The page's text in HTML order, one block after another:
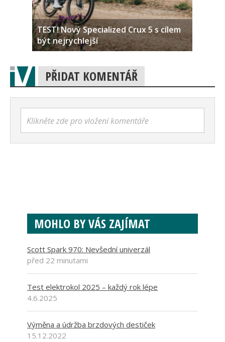
TEST! Nový Specialized Crux 5 s cílem
být nejrychlejší
PŘIDAT KOMENTÁŘ
Klikněte zde pro vložení komentáře
MOHLO BY VÁS ZAJÍMAT
Scott Spark 970: Nevšední univerzál
před 22 minutami
Test elektrokol 2025 – každý rok lépe
4.6.2025
Výměna a údržba brzdových destiček
15.12.2022